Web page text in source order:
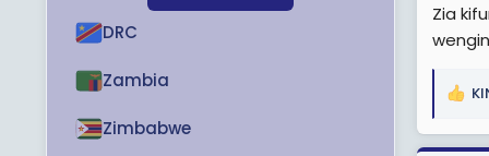
Zia
R
a
DRC
Zambia
Zimbabwe